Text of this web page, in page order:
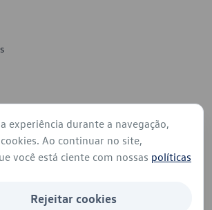
experiência durante a navegação,
Ao continuar no site,
você está ciente com nossas políticas
Rejeitar cookies